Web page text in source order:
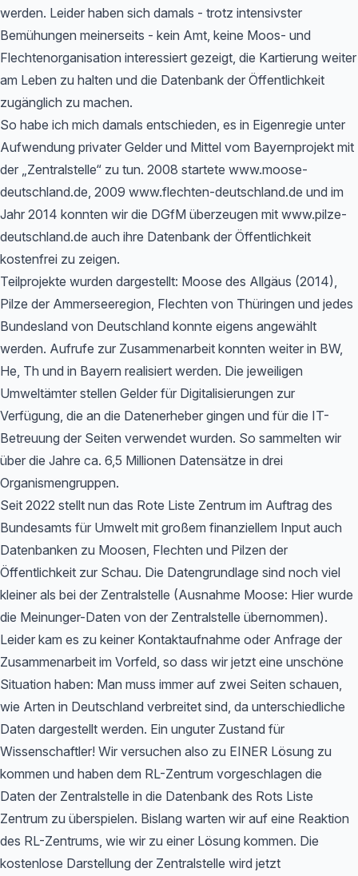
werden. Leider haben sich damals - trotz intensivster
Bemühungen meinerseits - kein Amt, keine Moos- und
Flechtenorganisation interessiert gezeigt, die Kartierung weiter
am Leben zu halten und die Datenbank der Öffentlichkeit
zugänglich zu machen.
So habe ich mich damals entschieden, es in Eigenregie unter
Aufwendung privater Gelder und Mittel vom Bayernprojekt mit
der „Zentralstelle“ zu tun. 2008 startete www.moose-
deutschland.de, 2009 www.flechten-deutschland.de und im
Jahr 2014 konnten wir die DGfM überzeugen mit www.pilze-
deutschland.de auch ihre Datenbank der Öffentlichkeit
kostenfrei zu zeigen.
Teilprojekte wurden dargestellt: Moose des Allgäus (2014),
Pilze der Ammerseeregion, Flechten von Thüringen und jedes
Bundesland von Deutschland konnte eigens angewählt
werden. Aufrufe zur Zusammenarbeit konnten weiter in BW,
He, Th und in Bayern realisiert werden. Die jeweiligen
Umweltämter stellen Gelder für Digitalisierungen zur
Verfügung, die an die Datenerheber gingen und für die IT-
Betreuung der Seiten verwendet wurden. So sammelten wir
über die Jahre ca. 6,5 Millionen Datensätze in drei
Organismengruppen.
Seit 2022 stellt nun das Rote Liste Zentrum im Auftrag des
Bundesamts für Umwelt mit großem finanziellem Input auch
Datenbanken zu Moosen, Flechten und Pilzen der
Öffentlichkeit zur Schau. Die Datengrundlage sind noch viel
kleiner als bei der Zentralstelle (Ausnahme Moose: Hier wurde
die Meinunger-Daten von der Zentralstelle übernommen).
Leider kam es zu keiner Kontaktaufnahme oder Anfrage der
Zusammenarbeit im Vorfeld, so dass wir jetzt eine unschöne
Situation haben: Man muss immer auf zwei Seiten schauen,
wie Arten in Deutschland verbreitet sind, da unterschiedliche
Daten dargestellt werden. Ein unguter Zustand für
Wissenschaftler! Wir versuchen also zu EINER Lösung zu
kommen und haben dem RL-Zentrum vorgeschlagen die
Daten der Zentralstelle in die Datenbank des Rots Liste
Zentrum zu überspielen. Bislang warten wir auf eine Reaktion
des RL-Zentrums, wie wir zu einer Lösung kommen. Die
kostenlose Darstellung der Zentralstelle wird jetzt